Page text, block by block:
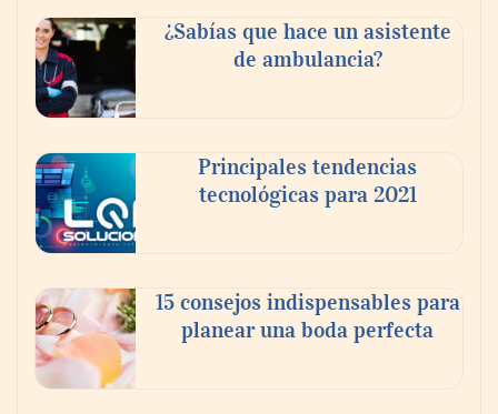
En el Día de la Cerveza, Grupo Modelo
mundo elige para reunirse: 7 de cada 10 la
escogen
¿Sabías que hace un asistente
de ambulancia?
Principales tendencias
tecnológicas para 2021
15 consejos indispensables para
planear una boda perfecta